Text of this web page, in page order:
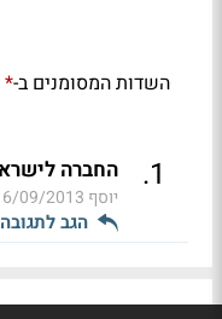
השדות המסומנים ב-*
1
. החברה
יוסף 09/2013 20:57
הגב